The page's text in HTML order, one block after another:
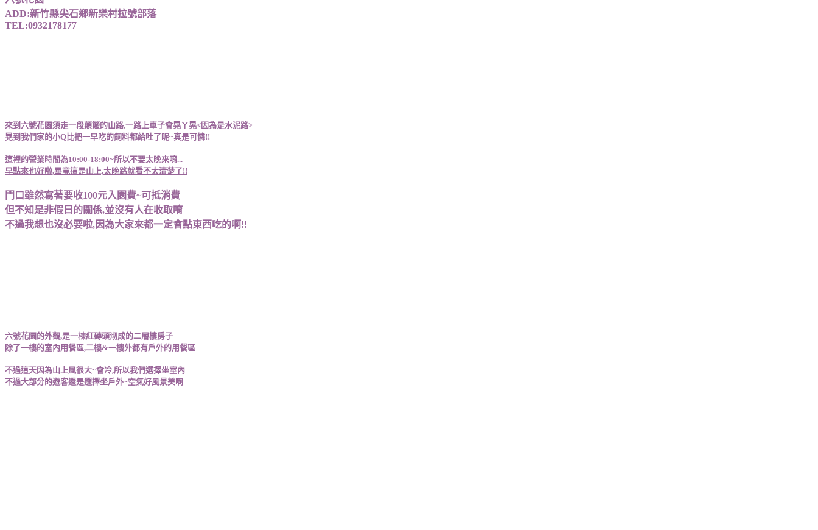
ADD:新竹縣尖石鄉新樂村拉號部落
TEL:0932178177
來到六號花園須走一段顛簸的山路,一路上車子會晃ㄚ晃<因為是水泥路>
晃到我們家的小Q比把一早吃的飼料都給吐了呢~真是可憐!!
這裡的營業時間為10:00-18:00~所以不要太晚來唷...
早點來也好啦,畢竟這是山上,太晚路就看不太清楚了!!
門口雖然寫著要收100元入園費~可抵消費
但不知是非假日的關係,並沒有人在收取唷
不過我想也沒必要啦,因為大家來都一定會點東西吃的啊!!
六號花園的外觀,是一棟紅磚頭沏成的二層樓房子
除了一樓的室內用餐區,二樓&一樓外都有戶外的用餐區
不過這天因為山上風很大~會冷,所以我們選擇坐室內
不過大部分的遊客還是選擇坐戶外~空氣好風景美啊